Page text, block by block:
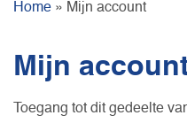
Home » Mijn account
Mijn
Toegang tot dit gedeelte